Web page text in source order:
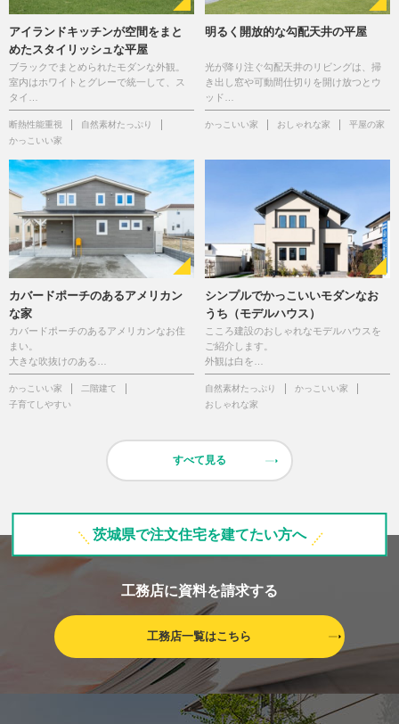
アイランドキッチンが空間をまと
めたスタイリッシュな平屋
ブラックでまとめられたモダンな外観。
室内はホワイトとグレーで統一して、ス
タイ…
断熱性能重視
自然素材たっぷり
かっこいい家
明るく開放的な勾配天井の平屋
光が降り注ぐ勾配天井のリビングは、掃
き出し窓や可動間仕切りを開け放つとウ
ッド…
かっこいい家 おしゃれな家 平屋の家
カバードポーチのあるアメリカン
な家
カバードポーチのあるアメリカンなお住
まい。
大きな吹抜けのある…
かっこいい家
二階建て
子育てしやすい
シンプルでかっこいいモダンなお
うち（モデルハウス）
こころ建設のおしゃれなモデルハウスを
ご紹介します。
外観は白を…
自然素材たっぷり
かっこいい家
おしゃれな家
すべて見る
茨城県で注文住宅を建てたい方へ
工務店に資料を請求する
工務店一覧はこちら